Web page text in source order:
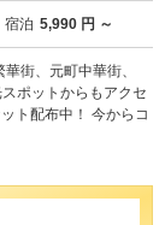
宿泊 5,990 円 ～
街、元町中華街、
ポットからもアクセ
ト配布中！ 今からコ